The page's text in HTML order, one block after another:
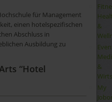
&
&
My
für Management
einen hotelspezifischen
Abschluss in
Ausbildung zu
“Hotel